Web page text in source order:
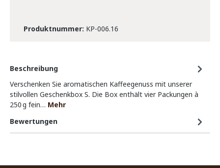
Produktnummer: KP-006.16
Beschreibung
Verschenken Sie aromatischen Kaffeegenuss mit unserer
stilvollen Geschenkbox S. Die Box enthält vier Packungen à
250 g fein… Mehr
Bewertungen